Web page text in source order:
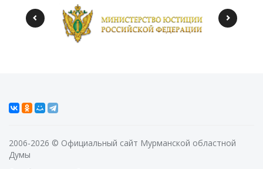
2006-2026 © Официальный сайт Мурманской областной
Думы